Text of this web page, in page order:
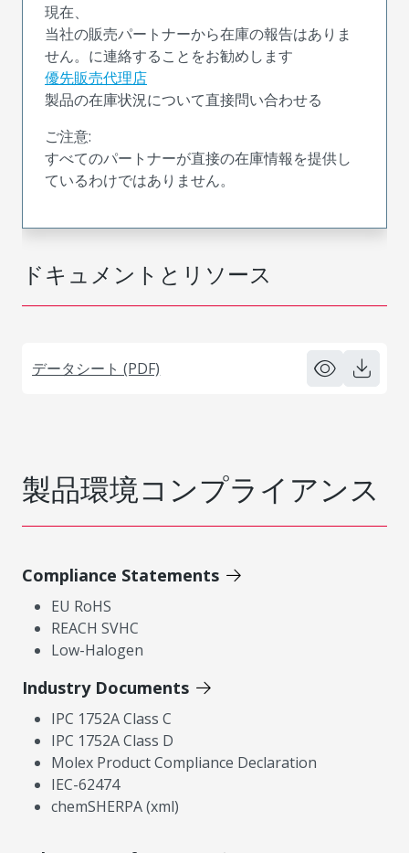
ドキュメントとリソース
データシート (PDF)
現在、
当社の販売パートナーから在庫の報告はありま
せん。に連絡することをお勧めします
優先販売代理店
製品の在庫状況について直接問い合わせる
ご注意:
すべてのパートナーが直接の在庫情報を提供し
ているわけではありません。
製品環境コンプライアンス
Compliance Statements
EU RoHS
REACH SVHC
Low-Halogen
Industry Documents
IPC 1752A Class C
IPC 1752A Class D
Molex Product Compliance Declaration
IEC-62474
chemSHERPA (xml)